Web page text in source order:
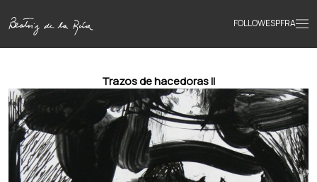
FOLLOWESPFRA
Home
Portfolio
Texts
Trazos de hacedoras ll